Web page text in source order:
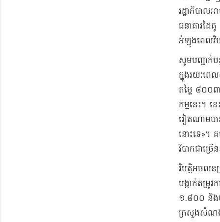
រដ្ឋាភិបាល​
ធនាគារ​ដៃ
អំឡុងពេល​វិ
សូមបញ្ជាក់​ប
ក្នុងរយៈពេ
តម្លៃ ៨០០​
កម្មនេះ​។
វៀតណាម​ប
នោះទេ​»​។ គ
វិបាក​ជាច្រើ
វិបត្តិ​អចល
បង្អាក់​តម្រូ
១.៨០០ និង​
ក្រសួង​សំណង់​